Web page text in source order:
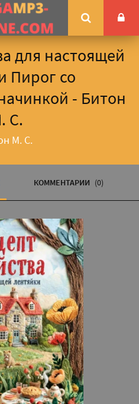
для настоящей
Пирог со
- Битон
С.
М. С.
КОММЕНТАРИИ (0)